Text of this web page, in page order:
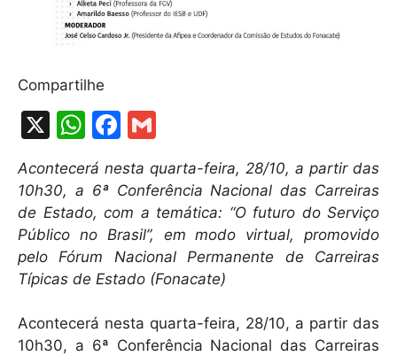
Compartilhe
X
W
h
at
s
A
p
p
F
c
e
b
o
o
k
ai
l
Acontecerá nesta quarta-feira, 28/10, a partir das
10h30, a 6ª Conferência Nacional das Carreiras
de Estado, com a temática: “O futuro do Serviço
Público no Brasil”, em modo virtual, promovido
pelo Fórum Nacional Permanente de Carreiras
Típicas de Estado (Fonacate)
Acontecerá nesta quarta-feira, 28/10, a partir das
10h30, a 6ª Conferência Nacional das Carreiras